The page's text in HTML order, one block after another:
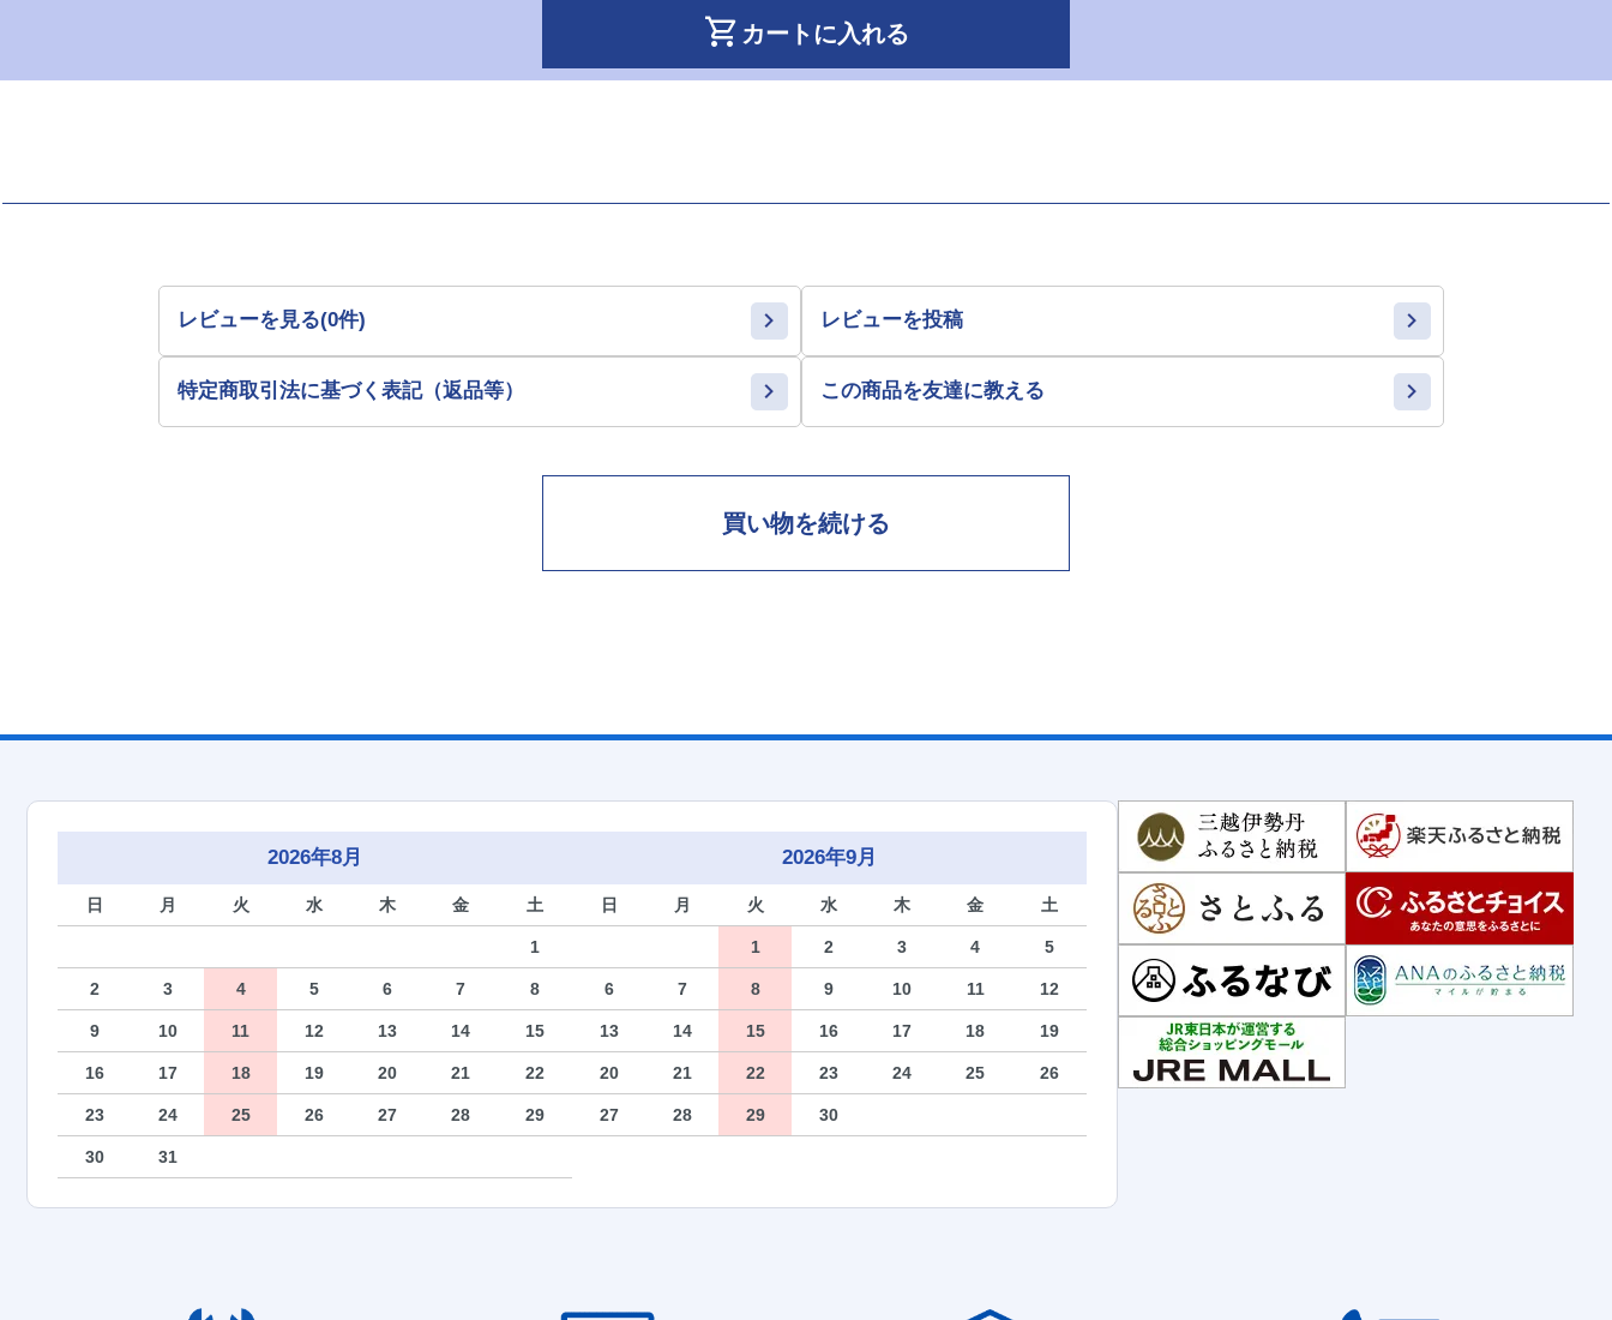
shopping_cart カートに入れる
レビューを見る(0件) レビューを投稿
特定商取引法に基づく表記（返品等） この商品を友達に教える
買い物を続ける
2026年8月
日 月 火 水 木 金 土
1
2 3 4 5 6 7 8
9 10 11 12 13 14 15
16 17 18 19 20 21 22
23 24 25 26 27 28 29
30 31
2026年9月
日 月 火 水 木 金 土
1 2 3 4 5
6 7 8 9 10 11 12
13 14 15 16 17 18 19
20 21 22 23 24 25 26
27 28 29 30